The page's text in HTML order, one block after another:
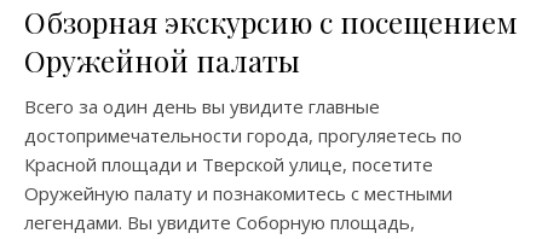
Обзорная экскурсию с посещением
Оружейной палаты
Всего за один день вы увидите главные
достопримечательности города, прогуляетесь по
Красной площади и Тверской улице, посетите
Оружейную палату и познакомитесь с местными
легендами. Вы увидите Соборную площадь,